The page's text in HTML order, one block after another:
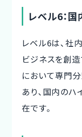
レベル6：
レベル6は、社
ビジネスを創
において専門
あり、国内の
在です。